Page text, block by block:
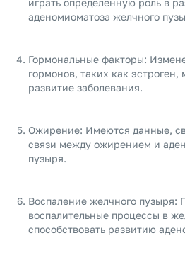
играть определенную роль в
аденомиоматоза желчного
Гормональные факторы:
гормонов, таких как эстроген,
развитие заболевания.
Ожирение: Имеются данные,
связи между ожирением и
пузыря.
Воспаление желчного
воспалительные процессы в
способствовать развитию